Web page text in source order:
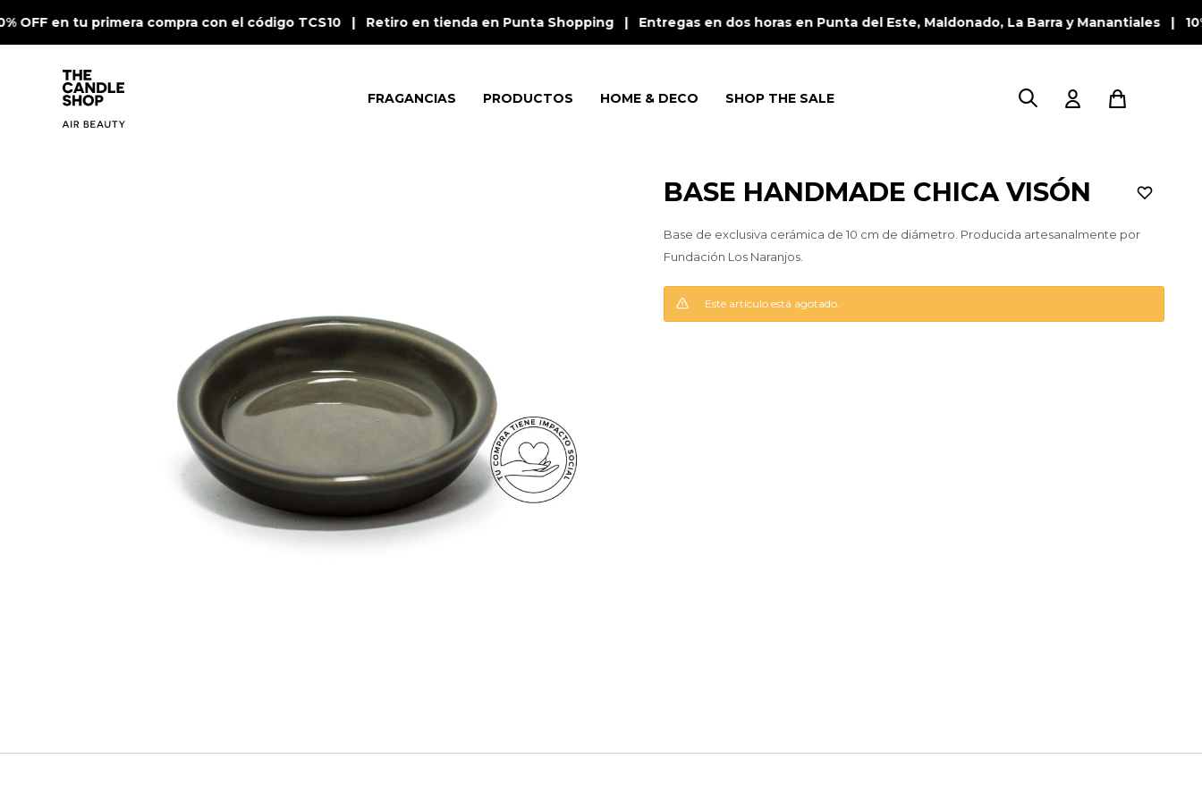
en tu primera compra con el código TCS10 | Retiro en tienda en Punta Shopping | Entregas en dos horas en Punta del Este, Maldonado, La Barra y Manantiales |
FRAGANCIAS PRODUCTOS HOME & DECO SHOP THE SALE
BASE HANDMADE CHICA VISÓN
Base de exclusiva cerámica de 10 cm de diámetro. Producida artesanalmente por
Fundación Los Naranjos.
Este artículo está agotado.